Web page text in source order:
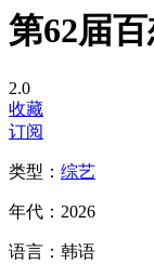
第62届
2.0
收藏
订阅
类型： 综艺
年代： 2026
语言： 韩语